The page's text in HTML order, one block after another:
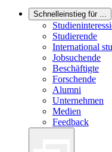
Schnelleinstieg für ...
Studierende
International
Jobsuchende
Beschäftigte
Forschende
Alumni
Unternehmen
Medien
Feedback